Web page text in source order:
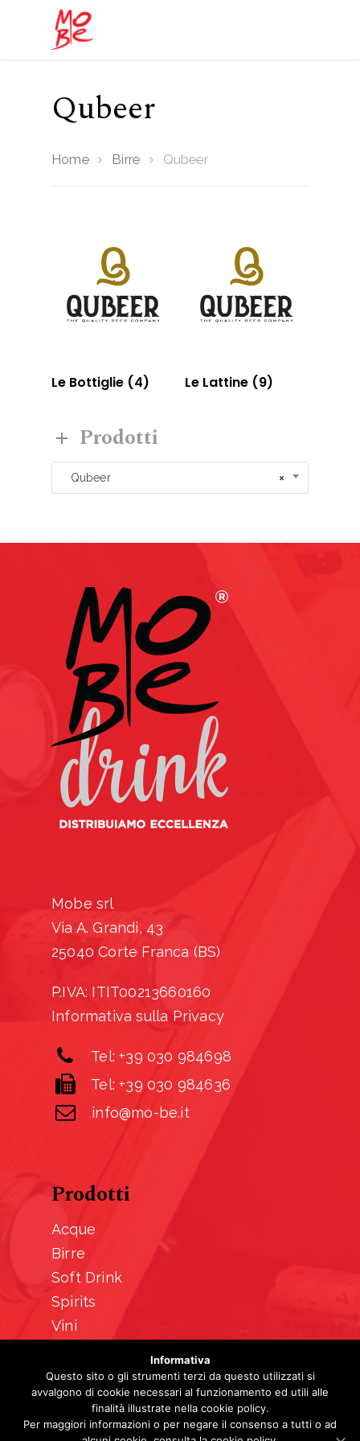
Hit enter to search or ESC to close
Qubeer
Home Birre Qubeer
Le Bottiglie (4) Le Lattine (9)
Prodotti
×
Qubeer
Mobe srl
Via A. Grandi, 43
25040 Corte Franca (BS)
P.IVA: ITIT00213660160
Informativa sulla Privacy
Tel: +39 030 984698
Tel: +39 030 984636
info@mo-be.it
Prodotti
Acque
Birre
Soft Drink
Spirits
Vini
Informativa
Questo sito o gli strumenti terzi da questo utilizzati si
avvalgono di cookie necessari al funzionamento ed utili alle
finalità illustrate nella cookie policy.
Per maggiori informazioni o per negare il consenso a tutti o ad